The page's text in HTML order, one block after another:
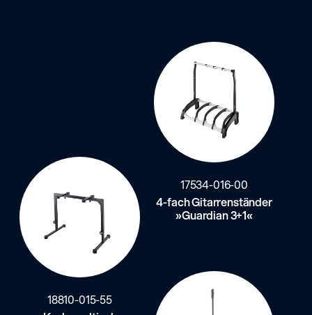
18810-015-55
17534-016-00
4-fach Gitarrenständer
»Guardian 3+1«